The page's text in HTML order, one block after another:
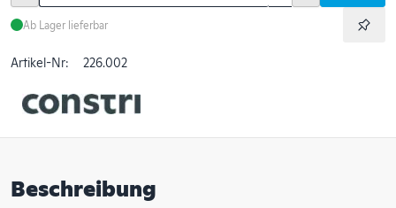
Ab Lager lieferbar
Artikel-Nr: 226.002
Beschreibung